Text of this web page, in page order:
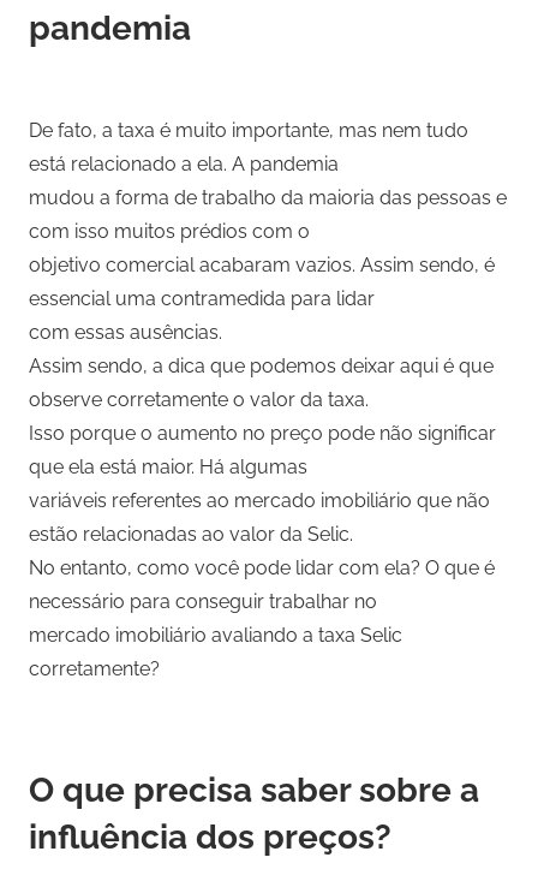
pandemia
De fato, a taxa é muito importante, mas nem tudo
está relacionado a ela. A pandemia
mudou a forma de trabalho da maioria das pessoas e
com isso muitos prédios com o
objetivo comercial acabaram vazios. Assim sendo, é
essencial uma contramedida para lidar
com essas ausências.
Assim sendo, a dica que podemos deixar aqui é que
observe corretamente o valor da taxa.
Isso porque o aumento no preço pode não significar
que ela está maior. Há algumas
variáveis referentes ao mercado imobiliário que não
estão relacionadas ao valor da Selic.
No entanto, como você pode lidar com ela? O que é
necessário para conseguir trabalhar no
mercado imobiliário avaliando a taxa Selic
corretamente?
O que precisa saber sobre a
influência dos preços?